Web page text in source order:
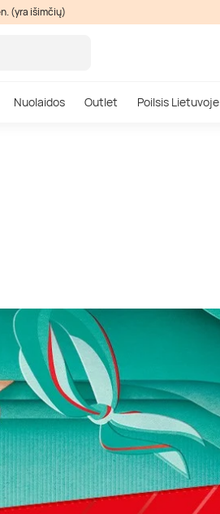
(yra išimčių)
Nuolaidos Outlet Poilsis Lietuvoje